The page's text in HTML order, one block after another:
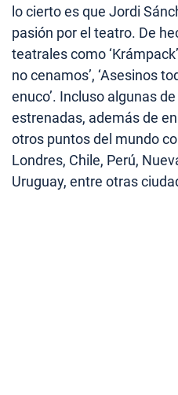
lo cierto es que Jordi
pasión por el teatro. De
teatrales como
no cenamos’, ‘Asesinos
enuco’. Incluso algunas
estrenadas, además de
otros puntos del mundo
Londres, Chile, Perú,
Uruguay, entre otras